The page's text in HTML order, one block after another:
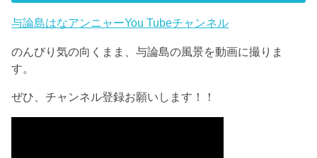
与論島はなアンニャーYou Tubeチャンネル
のんびり気の向くまま、与論島の風景を動画に撮りま
す。
ぜひ、チャンネル登録お願いします！！